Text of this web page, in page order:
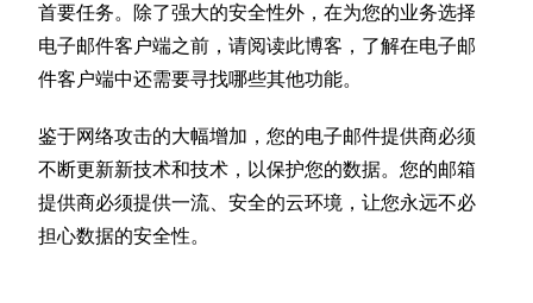
首要任务。除了强大的安全性外，在为您的业务选择
电子邮件客户端之前，请阅读此博客，了解在电子邮
件客户端中还需要寻找哪些其他功能。
鉴于网络攻击的大幅增加，您的电子邮件提供商必须
不断更新新技术和技术，以保护您的数据。您的邮箱
提供商必须提供一流、安全的云环境，让您永远不必
担心数据的安全性。